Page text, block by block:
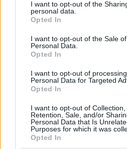
not limited to your visit or usage
grant or deny consent to Google
use your data for below specified
consent section.
I want to opt-out of the
personal data.
Opted In
I want to opt-out of the Sale
Personal Data.
Opted In
I want to opt-out of
Personal Data for Targeted
Opted In
I want to opt-out of Collection,
Retention, Sale, and/or
Personal Data that Is
Purposes for which it was
Opted In
Basketball Champions League,
Πάλεψε αλλά... λύγισε
23.03.2021, 23:50